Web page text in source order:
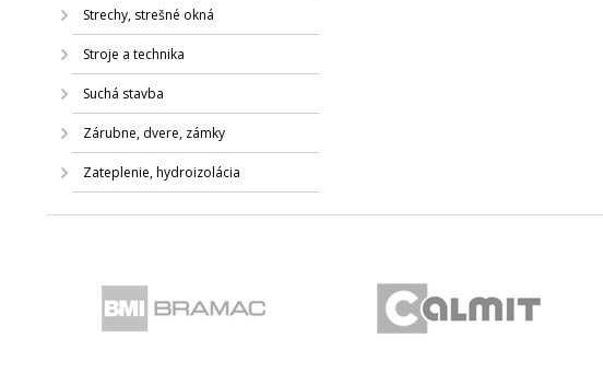
Strechy, strešné okná
Stroje a technika
Suchá stavba
Zárubne, dvere, zámky
Zateplenie, hydroizolácia